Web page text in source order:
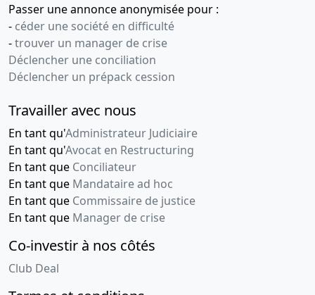
Passer une annonce anonymisée pour :
- céder une société en difficulté
-trouver un manager de crise
Déclencher une conciliation
Déclencher un prépack cession
Travailler avec nous
En tant qu'Administrateur Judiciaire
En tant qu'Avocat en Restructuring
En tant que Conciliateur
En tant que Mandataire ad hoc
En tant que Commissaire de justice
En tant que Manager de crise
Co-investir à nos côtés
Club Deal